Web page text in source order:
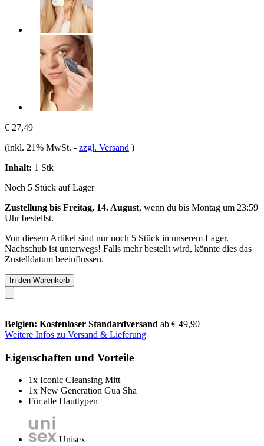
€ 27,49
(inkl. 21% MwSt. - zzgl. Versand )
Inhalt: 1 Stk
Noch 5 Stück auf Lager
Zustellung bis Freitag, 14. August, wenn du bis Montag um 23:59
Uhrbestellst.
Von diesem Artikel sind nur noch 5 Stück in unserem Lager.
Nachschub ist unterwegs! Falls mehr bestellt wird, könnte dies das
Zustelldatum beeinflussen.
In den Warenkorb
Belgien: Kostenloser Standardversand ab € 49,90
Weitere Infos zu Versand & Lieferung
Eigenschaften und Vorteile
1x Iconic Cleansing Mitt
1x New Generation Gua Sha
Für alle Hauttypen
Unisex